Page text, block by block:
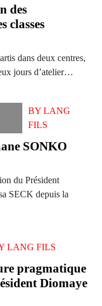
des
classes
dans deux centres,
jours d’atelier…
BYLANG
FILS
SONKO
du Président
SECK depuis la
LANG FILS
pragmatique
Diomaye